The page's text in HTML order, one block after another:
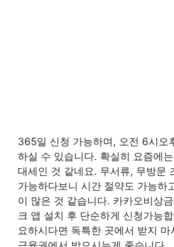
365일 신청 가능하며, 오전 6시오
하실 수 있습니다. 확실히 요즘에
대세인 것 같네요. 무서류, 무방문
가능하다보니 시간 절약도 가능하
이 많은 것 같습니다. 카카오비상
크 앱 설치 후 단순하게 신청가능
요하시다면 독특한 곳에서 받지 마